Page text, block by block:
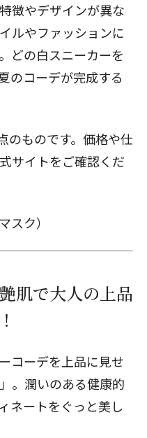
徴やデザインが異な
ルやファッションに
どの白スニーカーを
のコーデが完成する
のものです。価格や仕
サイトをご確認くだ
スク）
肌で大人の上品
コーデを上品に見せ
。潤いのある健康的
ネートをぐっと美し